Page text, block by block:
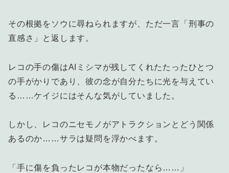
その根拠をソウに尋ねられますが、ただ一言「刑事の
直感さ」と返します。
レコの手の傷はAIミシマが残してくれたたったひとつ
の手がかりであり、彼の念が自分たちに光を与えてい
る……ケイジにはそんな気がしていました。
しかし、レコのニセモノがアトラクションとどう関係
あるのか……サラは疑問を浮かべます。
「手に傷を負ったレコが本物だったなら……」